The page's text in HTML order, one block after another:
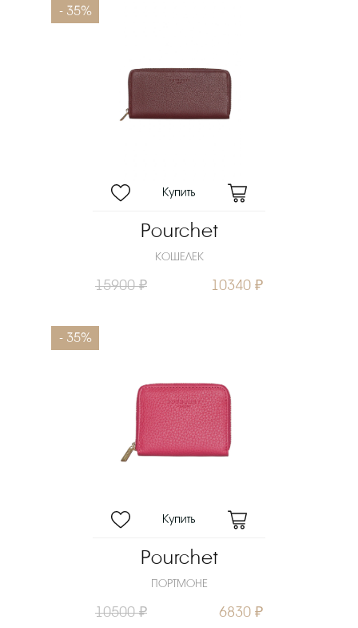
- 35%
Pourchet
КОШЕЛЕК
15900 ₽ 10340 ₽
- 35%
Pourchet
ПОРТМОНЕ
10500 ₽ 6830 ₽